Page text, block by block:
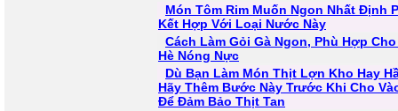
Món Tôm Rim Muốn Ngon Nhất Định
Kết Hợp Với Loại Nước Này
Cách Làm Gỏi Gà Ngon, Phù Hợp
Hè Nóng Nực
Dù Bạn Làm Món Thịt Lợn Kho Hay
Hãy Thêm Bước Này Trước Khi Cho
Để Đảm Bảo Thịt Tan